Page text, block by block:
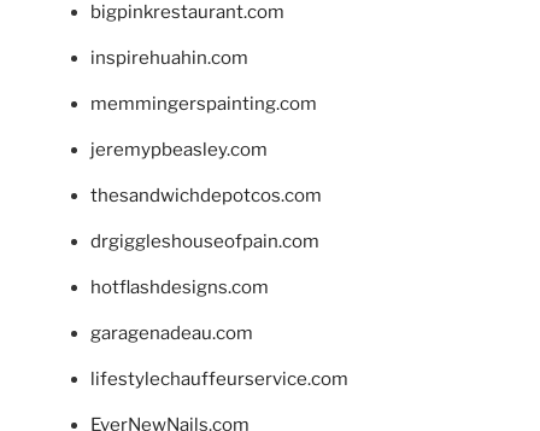
bigpinkrestaurant.com
inspirehuahin.com
memmingerspainting.com
jeremypbeasley.com
thesandwichdepotcos.com
drgiggleshouseofpain.com
hotflashdesigns.com
garagenadeau.com
lifestylechauffeurservice.com
EverNewNails.com